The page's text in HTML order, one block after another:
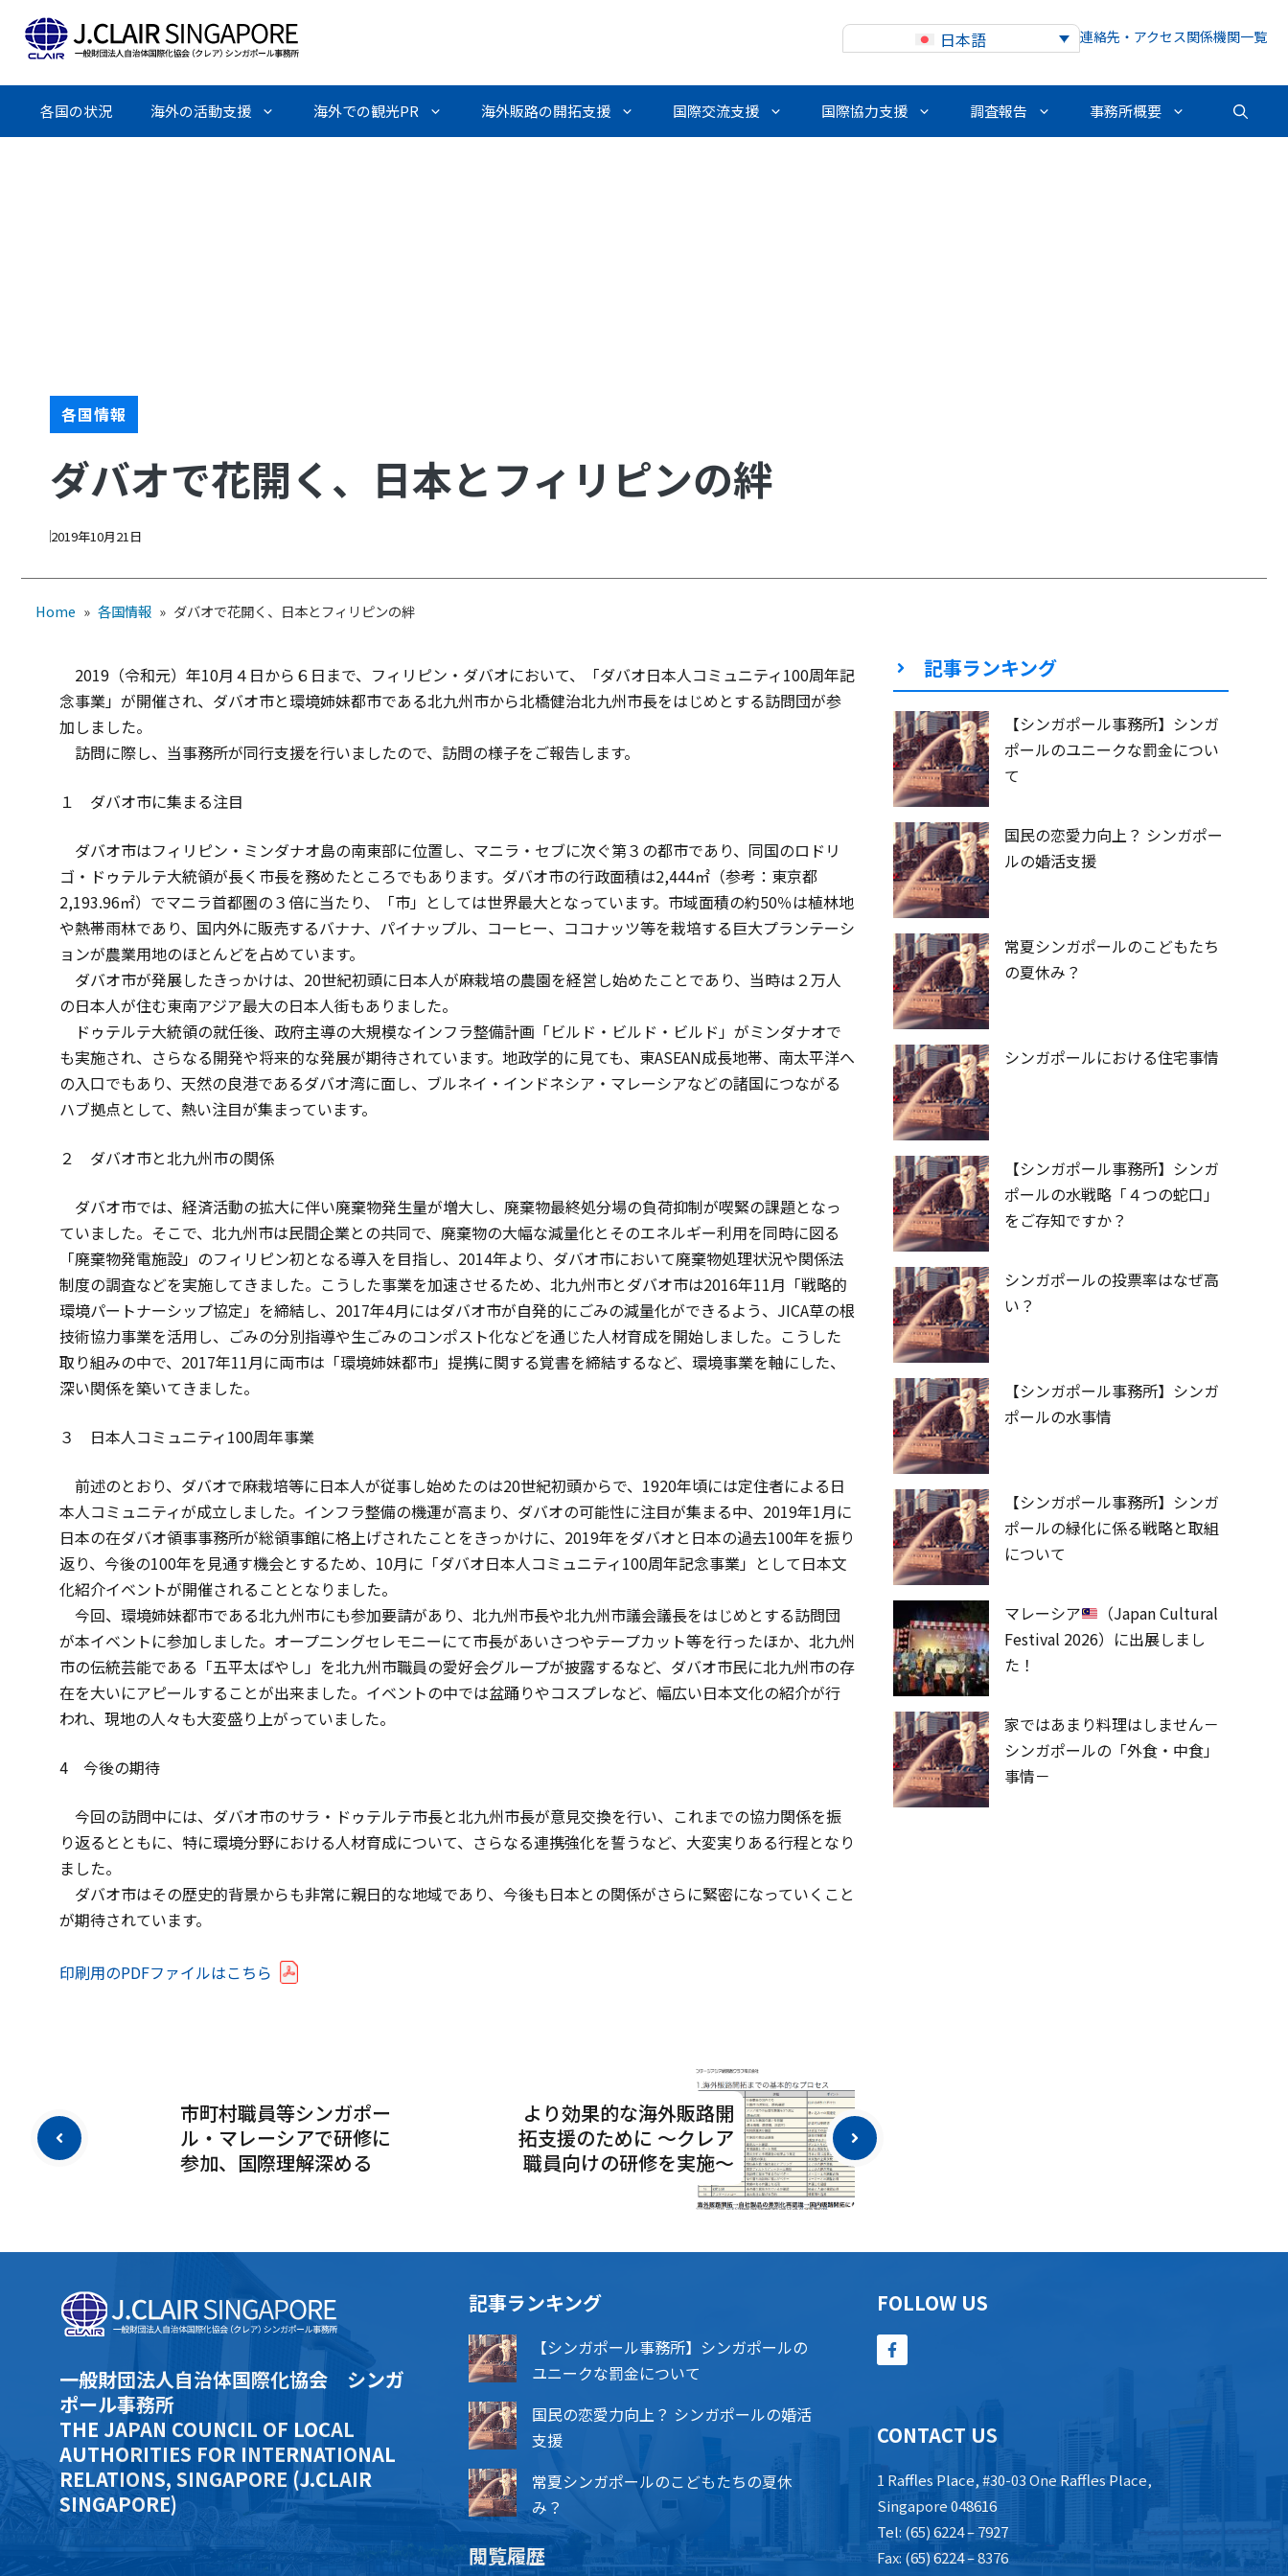
content
日本語 連絡先・アクセス関係機関一覧
各国の状況 海外の活動支援 海外での観光PR 海外販路の開拓支援 国際交流支援 国際協力支援 調査報告 事務所概要
各国情報
ダバオで花開く、日本とフィリピンの絆
2019年10月21日
Home » 各国情報 » ダバオで花開く、日本とフィリピンの絆
2019（令和元）年10月４日から６日まで、フィリピン・ダバオにおいて、「ダバオ日本人コミュニティ100周年記
念事業」が開催され、ダバオ市と環境姉妹都市である北九州市から北橋健治北九州市長をはじめとする訪問団が参
加しました。
訪問に際し、当事務所が同行支援を行いましたので、訪問の様子をご報告します。
１ ダバオ市に集まる注目
ダバオ市はフィリピン・ミンダナオ島の南東部に位置し、マニラ・セブに次ぐ第３の都市であり、同国のロドリ
ゴ・ドゥテルテ大統領が長く市長を務めたところでもあります。ダバオ市の行政面積は2,444㎡（参考：東京都
2,193.96㎡）でマニラ首都圏の３倍に当たり、「市」としては世界最大となっています。市域面積の約50％は植林地
や熱帯雨林であり、国内外に販売するバナナ、パイナップル、コーヒー、ココナッツ等を栽培する巨大プランテーシ
ョンが農業用地のほとんどを占めています。
ダバオ市が発展したきっかけは、20世紀初頭に日本人が麻栽培の農園を経営し始めたことであり、当時は２万人
の日本人が住む東南アジア最大の日本人街もありました。
ドゥテルテ大統領の就任後、政府主導の大規模なインフラ整備計画「ビルド・ビルド・ビルド」がミンダナオで
も実施され、さらなる開発や将来的な発展が期待されています。地政学的に見ても、東ASEAN成長地帯、南太平洋へ
の入口でもあり、天然の良港であるダバオ湾に面し、ブルネイ・インドネシア・マレーシアなどの諸国につながる
ハブ拠点として、熱い注目が集まっています。
２ ダバオ市と北九州市の関係
ダバオ市では、経済活動の拡大に伴い廃棄物発生量が増大し、廃棄物最終処分場の負荷抑制が喫緊の課題となっ
ていました。そこで、北九州市は民間企業との共同で、廃棄物の大幅な減量化とそのエネルギー利用を同時に図る
「廃棄物発電施設」のフィリピン初となる導入を目指し、2014年より、ダバオ市において廃棄物処理状況や関係法
制度の調査などを実施してきました。こうした事業を加速させるため、北九州市とダバオ市は2016年11月「戦略的
環境パートナーシップ協定」を締結し、2017年4月にはダバオ市が自発的にごみの減量化ができるよう、JICA草の根
技術協力事業を活用し、ごみの分別指導や生ごみのコンポスト化などを通じた人材育成を開始しました。こうした
取り組みの中で、2017年11月に両市は「環境姉妹都市」提携に関する覚書を締結するなど、環境事業を軸にした、
深い関係を築いてきました。
３ 日本人コミュニティ100周年事業
前述のとおり、ダバオで麻栽培等に日本人が従事し始めたのは20世紀初頭からで、1920年頃には定住者による日
本人コミュニティが成立しました。インフラ整備の機運が高まり、ダバオの可能性に注目が集まる中、2019年1月に
日本の在ダバオ領事事務所が総領事館に格上げされたことをきっかけに、2019年をダバオと日本の過去100年を振り
返り、今後の100年を見通す機会とするため、10月に「ダバオ日本人コミュニティ100周年記念事業」として日本文
化紹介イベントが開催されることとなりました。
今回、環境姉妹都市である北九州市にも参加要請があり、北九州市長や北九州市議会議長をはじめとする訪問団
が本イベントに参加しました。オープニングセレモニーにて市長があいさつやテープカット等を行ったほか、北九州
市の伝統芸能である「五平太ばやし」を北九州市職員の愛好会グループが披露するなど、ダバオ市民に北九州市の存
在を大いにアピールすることが出来ました。イベントの中では盆踊りやコスプレなど、幅広い日本文化の紹介が行
われ、現地の人々も大変盛り上がっていました。
4 今後の期待
今回の訪問中には、ダバオ市のサラ・ドゥテルテ市長と北九州市長が意見交換を行い、これまでの協力関係を振
り返るとともに、特に環境分野における人材育成について、さらなる連携強化を誓うなど、大変実りある行程となり
ました。
ダバオ市はその歴史的背景からも非常に親日的な地域であり、今後も日本との関係がさらに緊密になっていくこと
が期待されています。
印刷用のPDFファイルはこちら
市町村職員等シンガポー
ル・マレーシアで研修に
参加、国際理解深める
より効果的な海外販路開
拓支援のために ～クレア
職員向けの研修を実施～
記事ランキング
【シンガポール事務所】シンガ
ポールのユニークな罰金につい
て
国民の恋愛力向上？ シンガポー
ルの婚活支援
常夏シンガポールのこどもたち
の夏休み？
シンガポールにおける住宅事情
【シンガポール事務所】シンガ
ポールの水戦略「４つの蛇口」
をご存知ですか？
シンガポールの投票率はなぜ高
い？
【シンガポール事務所】シンガ
ポールの水事情
【シンガポール事務所】シンガ
ポールの緑化に係る戦略と取組
について
マレーシア
（Japan Cultural
Festival 2026）に出展しまし
た！
家ではあまり料理はしません－
シンガポールの「外食・中食」
事情－
一般財団法人自治体国際化協会 シンガ
ポール事務所
THE JAPAN COUNCIL OF LOCAL
AUTHORITIES FOR INTERNATIONAL
RELATIONS, SINGAPORE (J.CLAIR
SINGAPORE)
記事ランキング
【シンガポール事務所】シンガポールの
ユニークな罰金について
国民の恋愛力向上？ シンガポールの婚活
支援
常夏シンガポールのこどもたちの夏休
み？
閲覧履歴
FOLLOW US
CONTACT US
1 Raffles Place, #30-03 One Raffles Place,
Singapore 048616
Tel: (65) 6224 – 7927
Fax: (65) 6224 – 8376